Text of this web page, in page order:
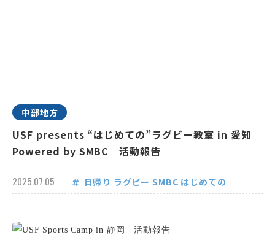
中部地方
USF presents “はじめての”ラグビー教室 in 愛知
Powered by SMBC 活動報告
2025.07.05 日帰り ラグビー SMBC はじめての